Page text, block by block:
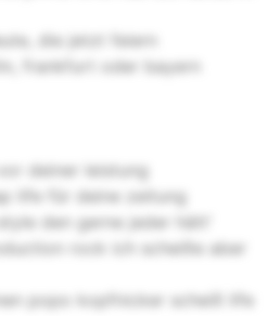
die jetzt feiern
frankfurt oder bayern
deiner leistung
life für deine zeitung
den gerne jeder hätt'
rock ich scheiße aber
popo kopfnicker scheiß life